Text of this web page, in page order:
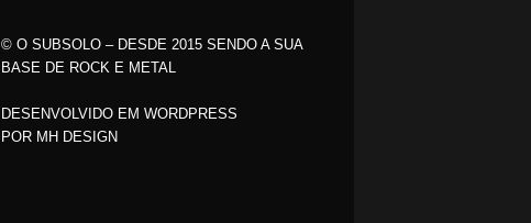
© O SUBSOLO – DESDE 2015 SENDO A SUA
BASE DE ROCK E METAL
DESENVOLVIDO EM WORDPRESS
POR MH DESIGN